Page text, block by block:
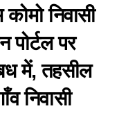
निवासी
पर
में, तहसील
निवासी